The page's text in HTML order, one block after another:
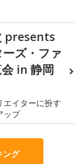
presents
ズ・ファ
in 静岡
エイターに扮す
ップ
ング